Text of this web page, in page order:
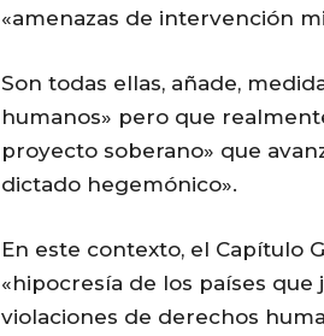
«amenazas de intervención
Son todas ellas, añade,
humanos» pero que
proyecto soberano» que
dictado hegemónico».
En este contexto, el Capítulo
«hipocresía de los países que
violaciones de derechos